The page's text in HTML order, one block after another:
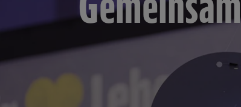
Termine